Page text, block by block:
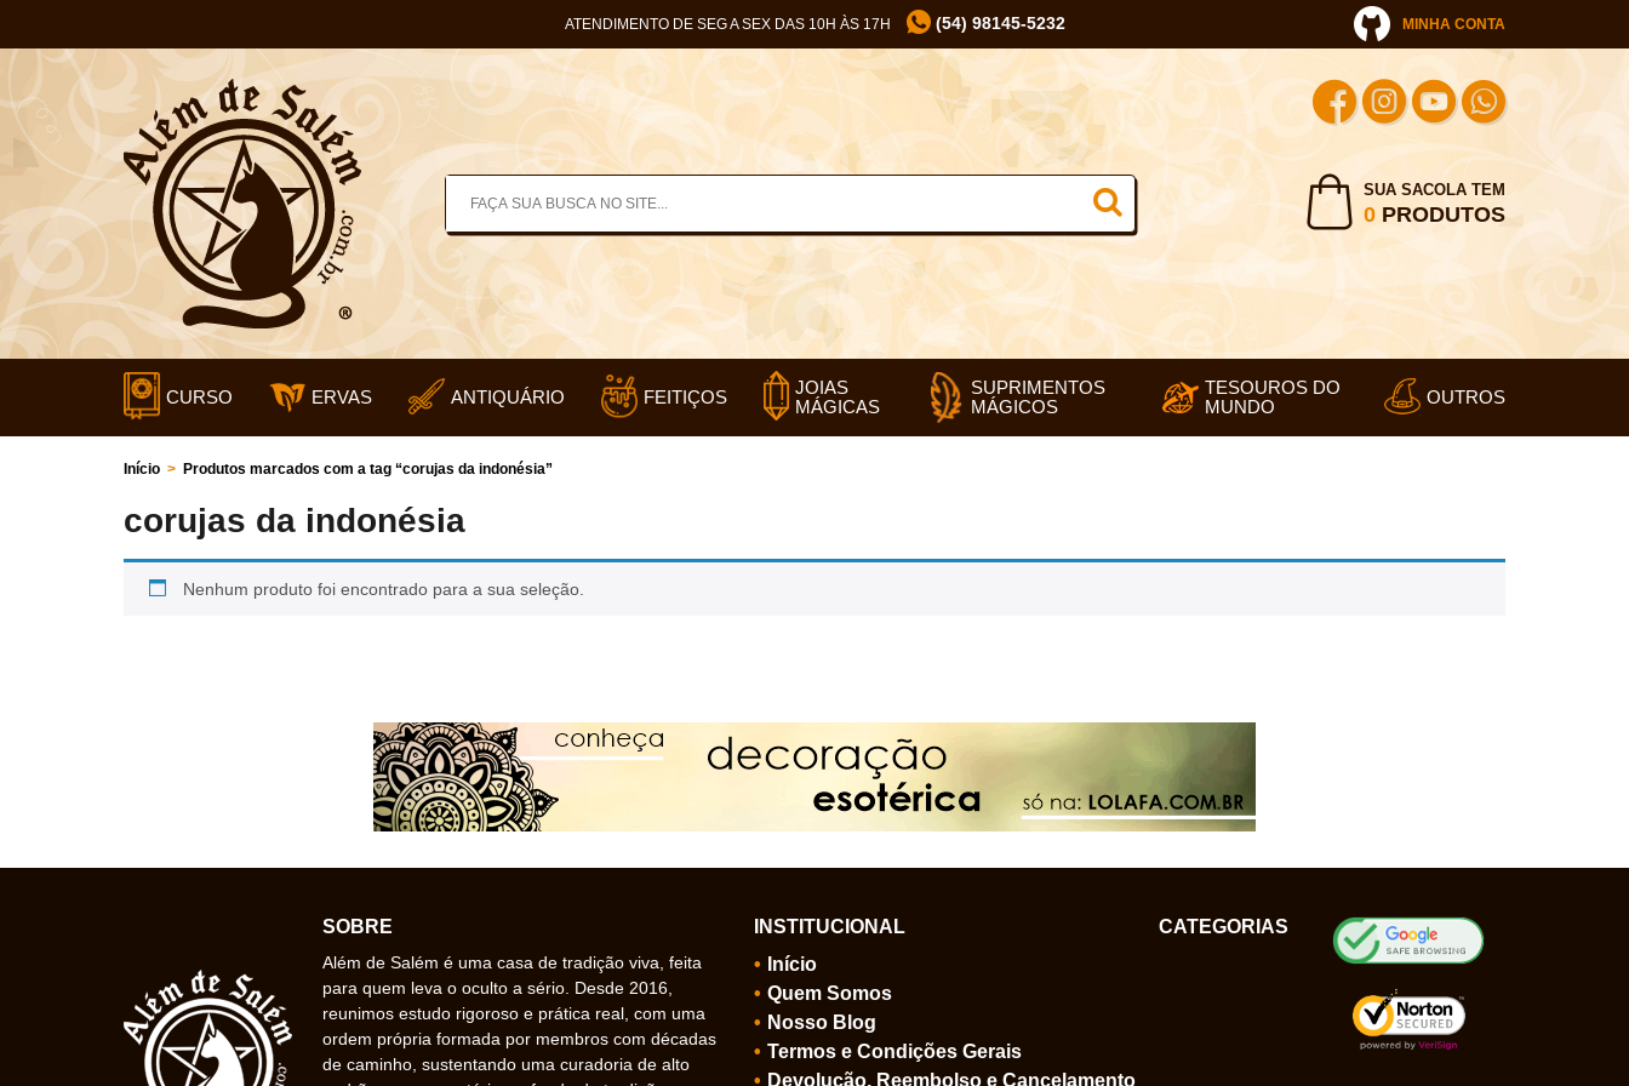
ATENDIMENTO DE SEG A SEX DAS 10H ÀS 17H (54) 98145-5232 MINHA CONTA
SUA SACOLA TEM
0PRODUTOS
CURSO ERVAS ANTIQUÁRIO FEITIÇOS
JOIAS
MÁGICAS
SUPRIMENTOS
MÁGICOS
TESOUROS DO
MUNDO
OUTROS
Início > Produtos marcados com a tag “corujas da indonésia”
corujas da indonésia
Nenhum produto foi encontrado para a sua seleção.
SOBRE
Além de Salém é uma casa de tradição viva, feita
para quem leva o oculto a sério. Desde 2016,
reunimos estudo rigoroso e prática real, com uma
ordem própria formada por membros com décadas
de caminho, sustentando uma curadoria de alto
INSTITUCIONAL
Início
Quem Somos
Nosso Blog
Termos e Condições Gerais
Devolução, Reembolso e Cancelamento
CATEGORIAS